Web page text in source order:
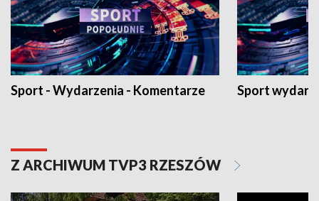
Sport - Wydarzenia - Komentarze Sport
Z ARCHIWUM TVP3 RZESZÓW